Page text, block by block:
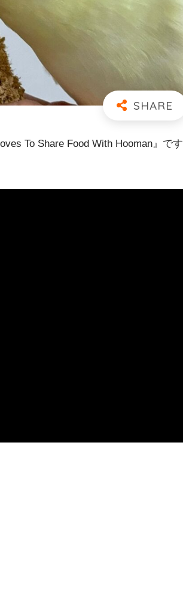
To Share Food With Hooman』です